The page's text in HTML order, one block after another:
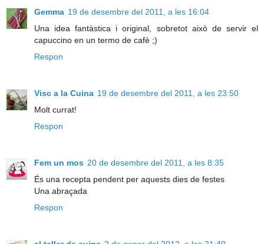
Gemma 19 de desembre del 2011, a les 16:04
Una idea fantàstica i original, sobretot això de servir el
capuccino en un termo de cafè ;)
Respon
Visc a la Cuina 19 de desembre del 2011, a les 23:50
Molt currat!
Respon
Fem un mos 20 de desembre del 2011, a les 8:35
És una recepta pendent per aquests dies de festes
Una abraçada
Respon